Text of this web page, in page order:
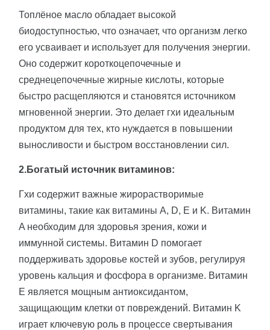
Топлёное масло обладает высокой
биодоступностью, что означает, что организм легко
его усваивает и использует для получения энергии.
Оно содержит короткоцепочечные и
среднецепочечные жирные кислоты, которые
быстро расщепляются и становятся источником
мгновенной энергии. Это делает гхи идеальным
продуктом для тех, кто нуждается в повышении
выносливости и быстром восстановлении сил.
2.Богатый источник витаминов:
Гхи содержит важные жирорастворимые
витамины, такие как витамины A, D, E и K. Витамин
A необходим для здоровья зрения, кожи и
иммунной системы. Витамин D помогает
поддерживать здоровье костей и зубов, регулируя
уровень кальция и фосфора в организме. Витамин
E является мощным антиоксидантом,
защищающим клетки от повреждений. Витамин K
играет ключевую роль в процессе свертывания